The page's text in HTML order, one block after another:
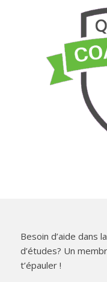
Besoin d’aide dans
d’études? Un
t’épauler !